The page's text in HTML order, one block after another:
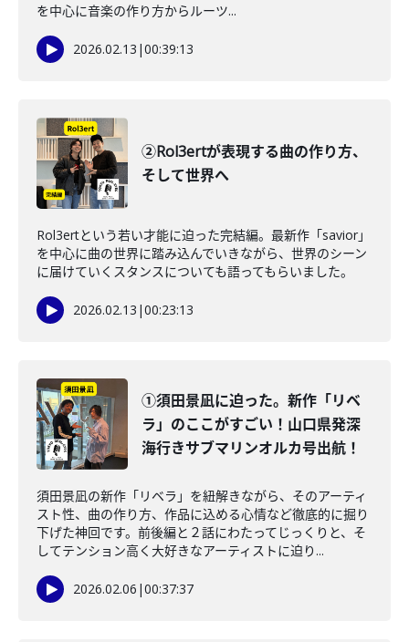
を中心に音楽の作り方からルーツ...
2026.02.13 |00:39:13
②Rol3ertが表現する曲の作り方、
そして世界へ
Rol3ertという若い才能に迫った完結編。最新作「savior」
を中心に曲の世界に踏み込んでいきながら、世界のシーン
に届けていくスタンスについても語ってもらいました。
2026.02.13 |00:23:13
①須田景凪に迫った。新作「リベ
ラ」のここがすごい！山口県発深
海行きサブマリンオルカ号出航！
須田景凪の新作「リベラ」を紐解きながら、そのアーティ
スト性、曲の作り方、作品に込める心情など徹底的に掘り
下げた神回です。前後編と２話にわたってじっくりと、そ
してテンション高く大好きなアーティストに迫り...
2026.02.06 |00:37:37